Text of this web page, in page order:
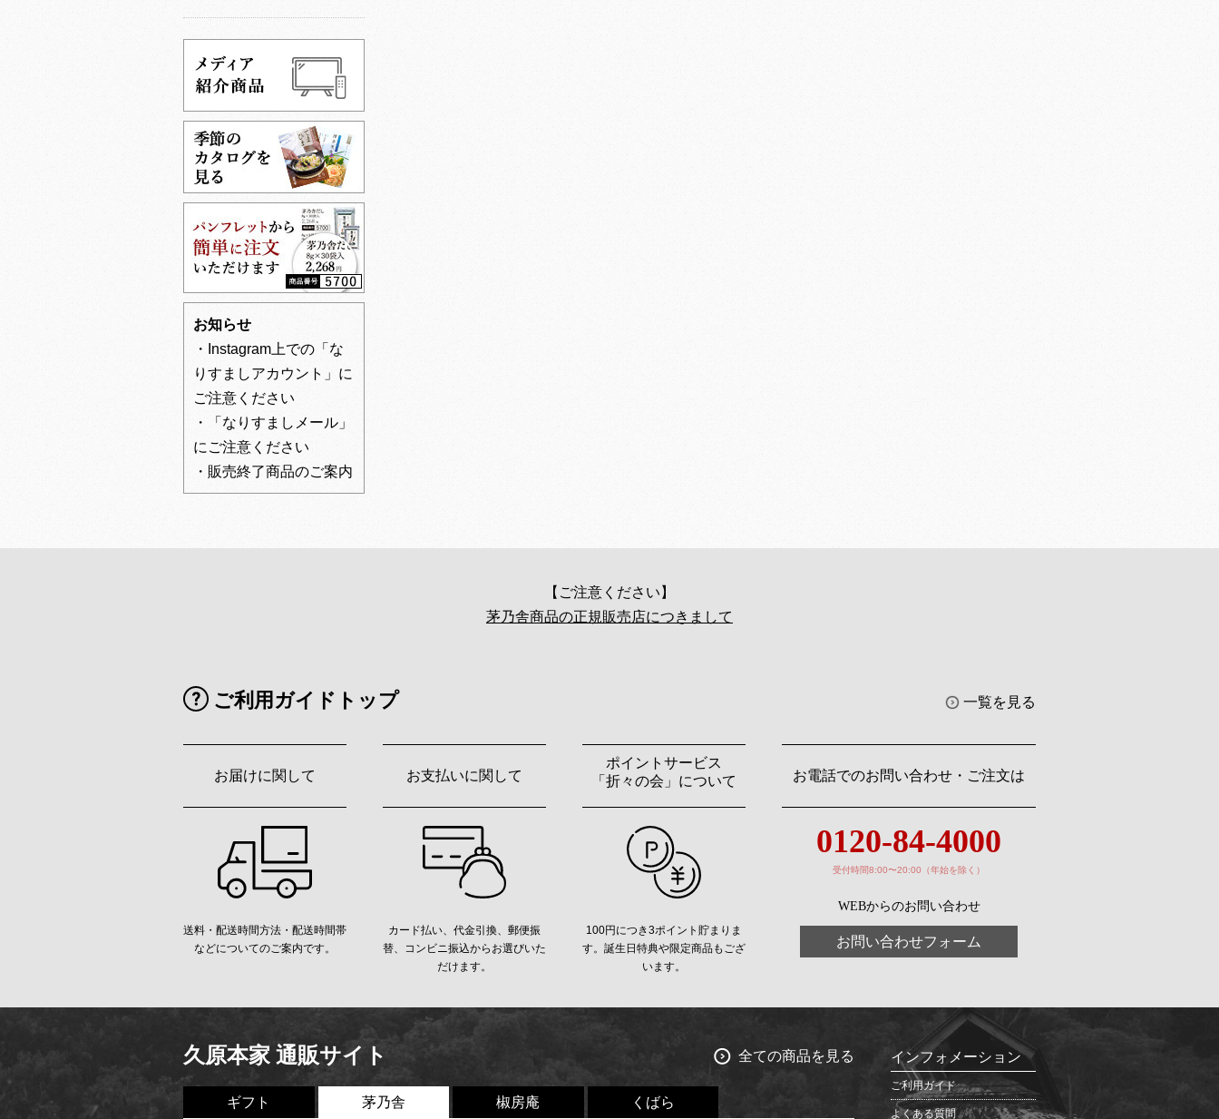
お知らせ
・Instagram上での「な
りすましアカウント」に
ご注意ください
・「なりすましメール」
にご注意ください
・販売終了商品のご案内
【ご注意ください】
茅乃舎商品の正規販売店につきまして
ご利用ガイドトップ 一覧を見る
お届けに関して
送料・配送時間方法・配送時間帯
などについてのご案内です。
お支払いに関して
カード払い、代金引換、郵便振
替、コンビニ振込からお選びいた
だけます。
ポイントサービス
「折々の会」について
100円につき3ポイント貯まりま
す。誕生日特典や限定商品もござ
います。
お電話でのお問い合わせ・ご注文は
0120-84-4000
受付時間8:00〜20:00（年始を除く）
WEBからのお問い合わせ
お問い合わせフォーム
久原本家 通販サイト 全ての商品を見る
ギフト 茅乃舎 椒房庵 くばら
インフォメーション
ご利用ガイド
よくある質問